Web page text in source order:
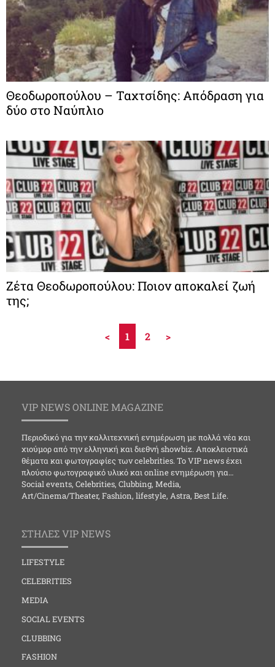
Θεοδωροπούλου – Ταχτσίδης: Απόδραση για
δύο στο Ναύπλιο
Ζέτα Θεοδωροπούλου: Ποιον αποκαλεί ζωή
της;
< 1 2 >
VIP NEWS ONLINE MAGAZINE
Περιοδικό για την καλλιτεχνική ενημέρωση με πολλά νέα και
χιούμορ από την ελληνική και διεθνή showbiz. Αποκλειστικά
θέματα και φωτογραφίες των celebrities. Το VIP news έχει
πλούσιο φωτογραφικό υλικό και online ενημέρωση για…
Social events, Celebrities, Clubbing, Media,
Art/Cinema/Theater, Fashion, lifestyle, Astra, Best Life.
ΣΤΗΛΕΣ VIP NEWS
LIFESTYLE
CELEBRITIES
MEDIA
SOCIAL EVENTS
CLUBBING
FASHION